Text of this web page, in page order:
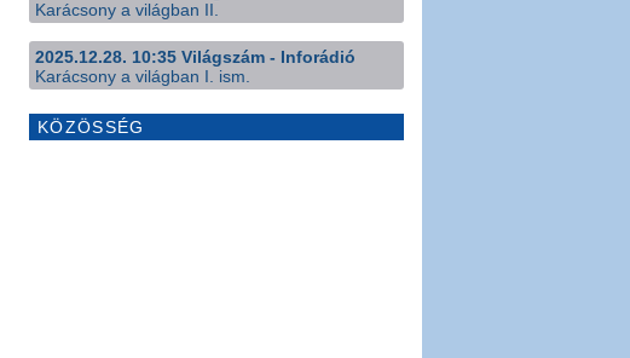
Karácsony a világban II.
2025.12.28. 10:35 Világszám - Inforádió
Karácsony a világban I. ism.
KÖZÖSSÉG